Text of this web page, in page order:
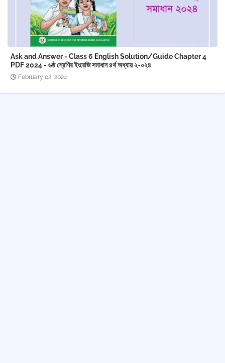
Ask and Answer - Class 6 English Solution/Guide Chapter 4
PDF 2024 - ৬ষ্ঠ শ্রেণির ইংরেজি সমাধান ৪র্থ অধ্যায় ২-০২৪
February 02, 2024